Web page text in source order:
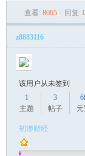
›
查看: 8065 回复:
z8883116
该用户从未签到
1
主题
3
帖子
初涉财经